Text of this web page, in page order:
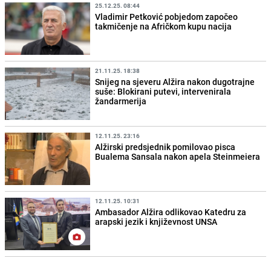
25.12.25. 08:44
Vladimir Petković pobjedom započeo
takmičenje na Afričkom kupu nacija
21.11.25. 18:38
Snijeg na sjeveru Alžira nakon dugotrajne
suše: Blokirani putevi, intervenirala
žandarmerija
12.11.25. 23:16
Alžirski predsjednik pomilovao pisca
Bualema Sansala nakon apela Steinmeiera
12.11.25. 10:31
Ambasador Alžira odlikovao Katedru za
arapski jezik i književnost UNSA